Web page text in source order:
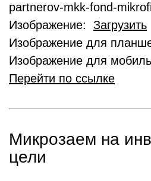
partnerov-mkk-fond-
Изображение: Загрузить
Изображение для
Изображение для
Перейти по ссылке
Микрозаем на
цели